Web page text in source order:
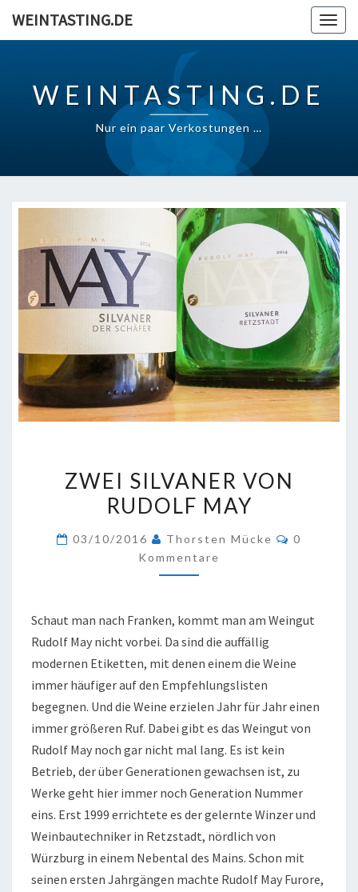
WEINTASTING.DE
WEINTASTING.DE
Nur ein paar Verkostungen …
SILVANER
VON
ZWEI SILVANER VON
RUDOLF MAY
03/10/2016 Thorsten Mücke
0
Kommentare
Schaut man nach Franken, kommt man am Weingut
Rudolf May nicht vorbei. Da sind die auffällig
modernen Etiketten, mit denen einem die Weine
immer häufiger auf den Empfehlungslisten
begegnen. Und die Weine erzielen Jahr für Jahr einen
immer größeren Ruf. Dabei gibt es das Weingut von
Rudolf May noch gar nicht mal lang. Es ist kein
Betrieb, der über Generationen gewachsen ist, zu
Werke geht hier immer noch Generation Nummer
eins. Erst 1999 errichtete es der gelernte Winzer und
Weinbautechniker in Retzstadt, nördlich von
Würzburg in einem Nebental des Mains. Schon mit
seinen ersten Jahrgängen machte Rudolf May Furore,